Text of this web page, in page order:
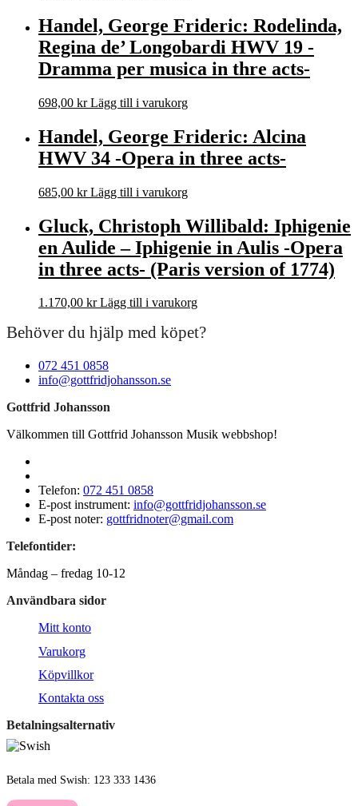
Handel, George Frideric: Rodelinda,
Regina de’ Longobardi HWV 19 -
Dramma per musica in thre acts-
698,00 kr Lägg till i varukorg
Handel, George Frideric: Alcina
HWV 34 -Opera in three acts-
685,00 kr Lägg till i varukorg
Gluck, Christoph Willibald: Iphigenie
en Aulide – Iphigenie in Aulis -Opera
in three acts- (Paris version of 1774)
1.170,00 kr Lägg till i varukorg
Behöver du hjälp med köpet?
072 451 0858
info@gottfridjohansson.se
Gottfrid Johansson
Välkommen till Gottfrid Johansson Musik webbshop!
Telefon: 072 451 0858
E-post instrument: info@gottfridjohansson.se
E-post noter: gottfridnoter@gmail.com
Telefontider:
Måndag – fredag 10-12
Användbara sidor
Mitt konto
Varukorg
Köpvillkor
Kontakta oss
Betalningsalternativ
Betala med Swish: 123 333 1436